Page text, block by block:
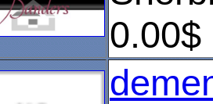
0.00$